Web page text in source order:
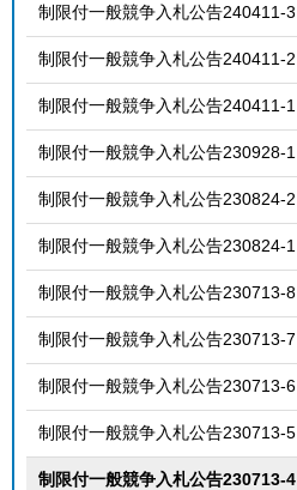
制限付一般競争入札公告240411-3
制限付一般競争入札公告240411-2
制限付一般競争入札公告240411-1
制限付一般競争入札公告230928-1
制限付一般競争入札公告230824-2
制限付一般競争入札公告230824-1
制限付一般競争入札公告230713-8
制限付一般競争入札公告230713-7
制限付一般競争入札公告230713-6
制限付一般競争入札公告230713-5
制限付一般競争入札公告230713-4